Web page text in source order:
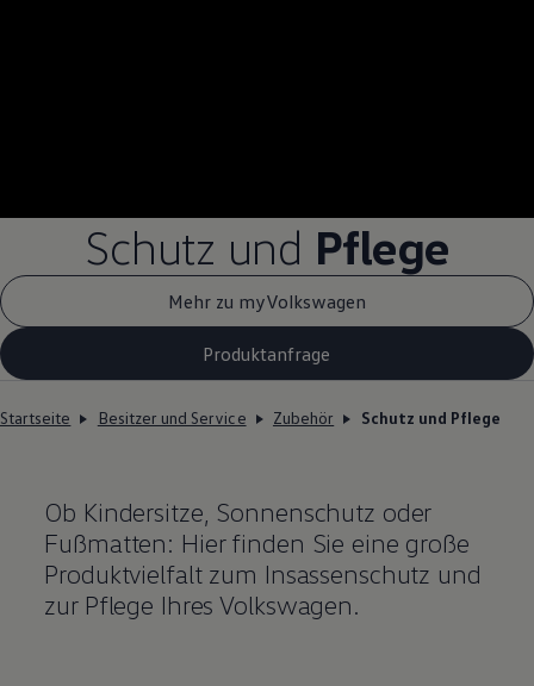
Schutz und Pflege
Mehr zu myVolkswagen
Produktanfrage
Startseite Besitzer und Service Zubehör Schutz und Pflege
Ob Kindersitze, Sonnenschutz oder
Fußmatten: Hier finden Sie eine große
Produktvielfalt zum Insassenschutz und
zur Pflege Ihres Volkswagen.